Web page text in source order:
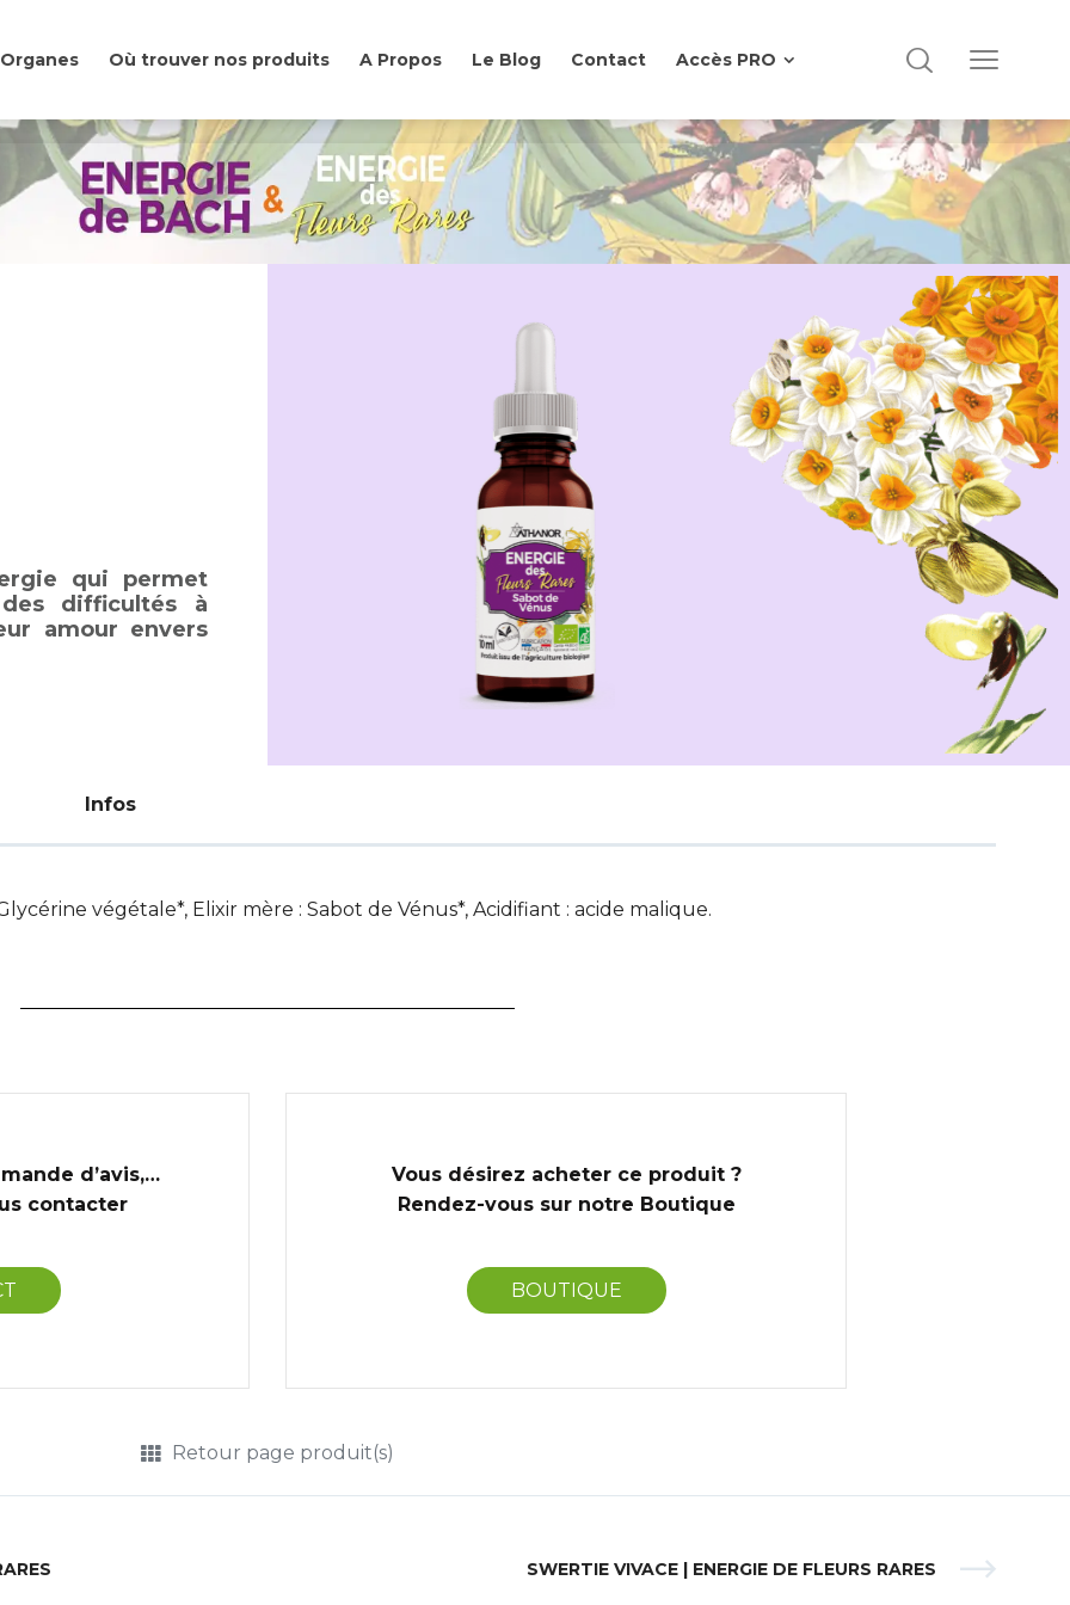
Où trouver nos produits A Propos Le Blog Contact Accès PRO
qui permet
difficultés à
amour envers
Infos
végétale*, Elixir mère : Sabot de Vénus*, Acidifiant : acide malique.
d’avis,…
contacter
Vous désirez acheter ce produit ?
Rendez-vous sur notre Boutique
BOUTIQUE
Retour page produit(s)
SWERTIE VIVACE | ENERGIE DE FLEURS RARES